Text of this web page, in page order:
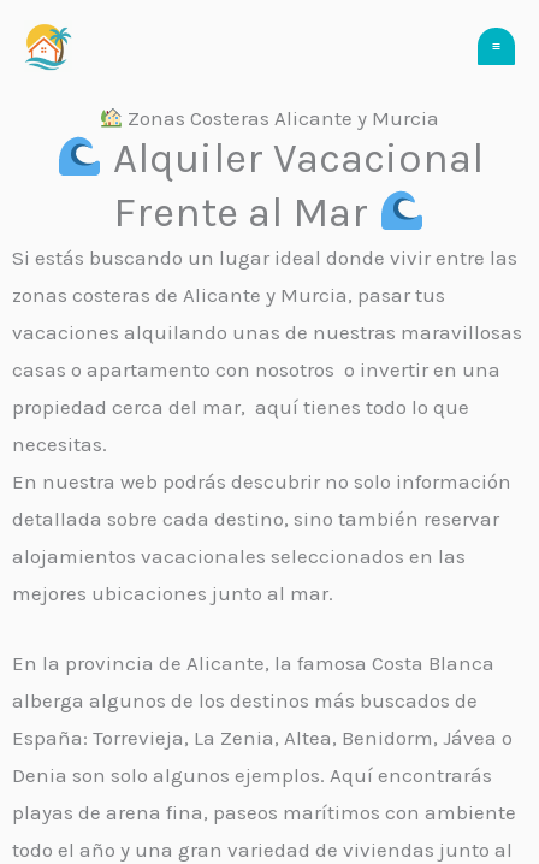
Zonas Costeras Alicante y Murcia
Alquiler Vacacional
Frente al Mar
Si estás buscando un lugar ideal donde vivir entre las
zonas costeras de Alicante y Murcia, pasar tus
vacaciones alquilando unas de nuestras maravillosas
casas o apartamento con nosotros o invertir en una
propiedad cerca del mar, aquí tienes todo lo que
necesitas.
En nuestra web podrás descubrir no solo información
detallada sobre cada destino, sino también reservar
alojamientos vacacionales seleccionados en las
mejores ubicaciones junto al mar.
En la provincia de Alicante, la famosa Costa Blanca
alberga algunos de los destinos más buscados de
España: Torrevieja, La Zenia, Altea, Benidorm, Jávea o
Denia son solo algunos ejemplos. Aquí encontrarás
playas de arena fina, paseos marítimos con ambiente
todo el año y una gran variedad de viviendas junto al